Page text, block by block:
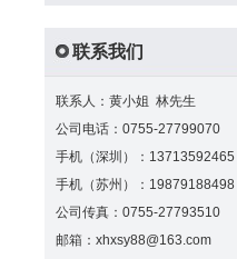
联系我们
联系人：黄小姐 林先生
公司电话：0755-27799070
手机（深圳）：13713592465
手机（苏州）：19879188498
公司传真：0755-27793510
邮箱：xhxsy88@163.com